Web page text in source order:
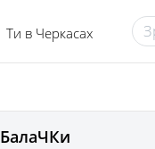
Ти в Черкасах
БалаЧКи